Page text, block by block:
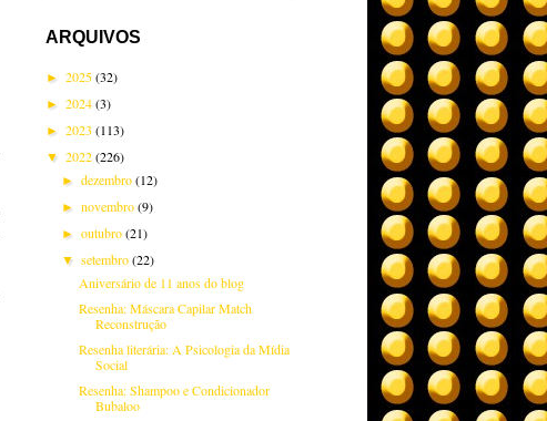
ARQUIVOS
► 2025(32)
► 2024(3)
► 2023 (113)
▼ 2022(226)
►dezembro(12)
►novembro(9)
►outubro(21)
▼setembro(22)
Aniversário de 11 anos do blog
Resenha: Máscara Capilar Match
Reconstrução
Resenha literária: A Psicologia da Mídia
Social
Resenha: Shampoo e Condicionador
Bubaloo